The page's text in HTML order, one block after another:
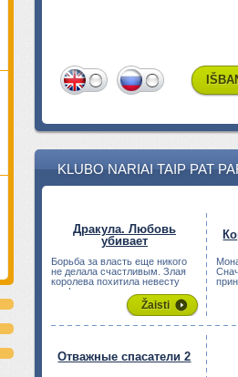
KLUBO NARIAI TAIP PAT
Дракула. Любовь
убивает
Борьба за власть еще никого
не делала счастливым. Злая
королева похитила невесту
графа ...
Žaisti
Отважные спасатели 2